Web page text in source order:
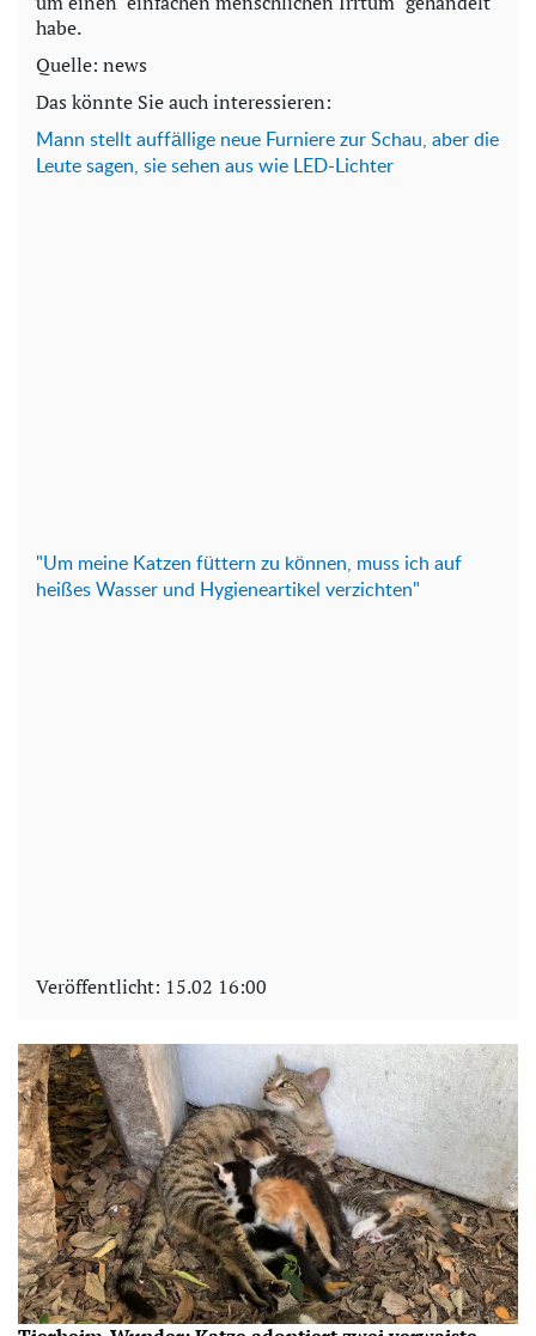
habe.
Quelle: news
Das könnte Sie auch interessieren:
Mann stellt auffällige neue Furniere zur Schau, aber die
Leute sagen, sie sehen aus wie LED-Lichter
"Um meine Katzen füttern zu können, muss ich auf
heißes Wasser und Hygieneartikel verzichten"
Veröffentlicht: 15.02 16:00